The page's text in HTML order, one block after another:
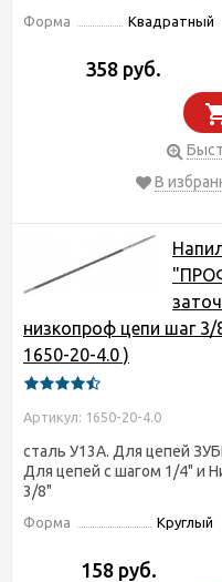
Форма Квадратный
358 руб.
В
низкопроф цепи шаг
1650-20-4.0 )
Артикул: 1650-20-4.0
сталь У13А. Для цепей
Для цепей с шагом 1/4" и
3/8"
Форма Круглый
158 руб.